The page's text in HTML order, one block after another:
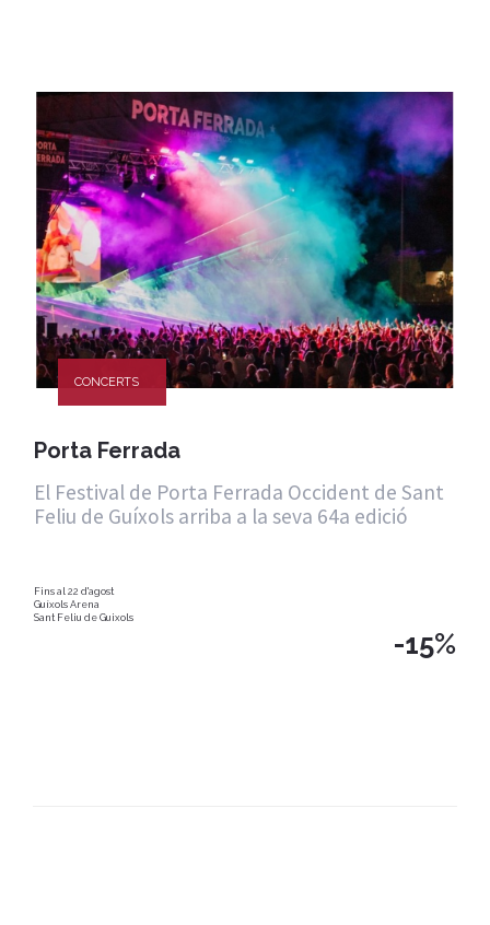
CONCERTS
Porta Ferrada
El Festival de Porta Ferrada Occident de Sant
Feliu de Guíxols arriba a la seva 64a edició
Fins al 22 d'agost
Guíxols Arena
Sant Feliu de Guixols
-15%